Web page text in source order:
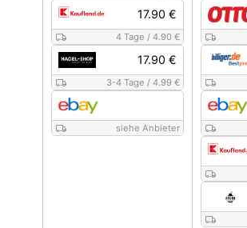
17.90 €
4 Tage /4.90 €
17.90 €
3-4 Tage /4.99 €
siehe Anbieter